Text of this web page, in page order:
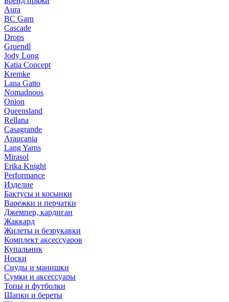
Aura
BC Garn
Cascade
Drops
Gruendl
Jody Long
Katia Concept
Kremke
Lana Gatto
Nomadnoos
Onion
Queensland
Rellana
Casagrande
Araucania
Lang Yarns
Mirasol
Erika Knight
Performance
Изделие
Бактусы и косынки
Варежки и перчатки
Джемпер, кардиган
Жаккард
Жилеты и безрукавки
Комплект аксессуаров
Купальник
Носки
Снуды и манишки
Сумки и аксессуары
Топы и футболки
Шапки и береты